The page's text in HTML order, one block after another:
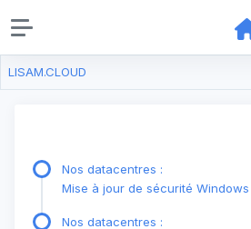
LISAM.CLOUD
Nos datacentres :
Mise à jour de sécurité
Nos datacentres :